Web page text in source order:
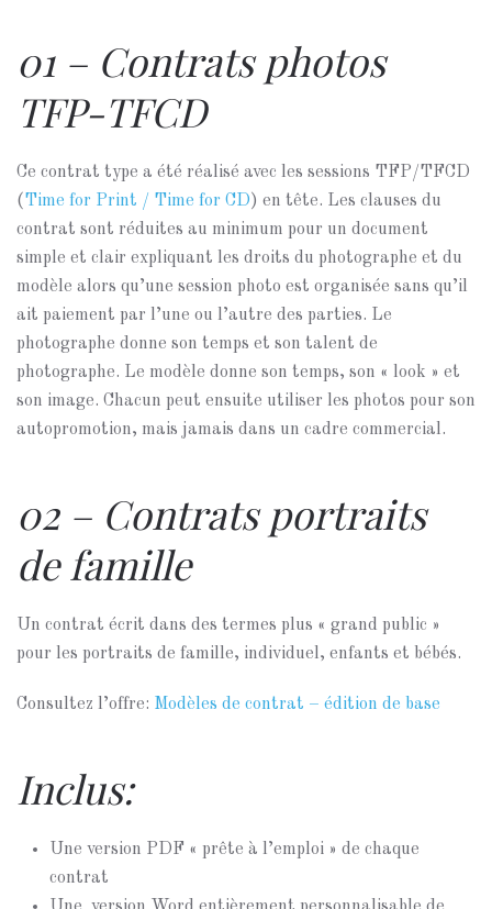
01 – Contrats photos
TFP-TFCD
Ce contrat type a été réalisé avec les sessions TFP/TFCD
(Time for Print / Time for CD) en tête. Les clauses du
contrat sont réduites au minimum pour un document
simple et clair expliquant les droits du photographe et du
modèle alors qu’une session photo est organisée sans qu’il
ait paiement par l’une ou l’autre des parties. Le
photographe donne son temps et son talent de
photographe. Le modèle donne son temps, son « look » et
son image. Chacun peut ensuite utiliser les photos pour son
autopromotion, mais jamais dans un cadre commercial.
02 – Contrats portraits
de famille
Un contrat écrit dans des termes plus « grand public »
pour les portraits de famille, individuel, enfants et bébés.
Consultez l’offre: Modèles de contrat – édition de base
Inclus:
Une version PDF « prête à l’emploi » de chaque
contrat